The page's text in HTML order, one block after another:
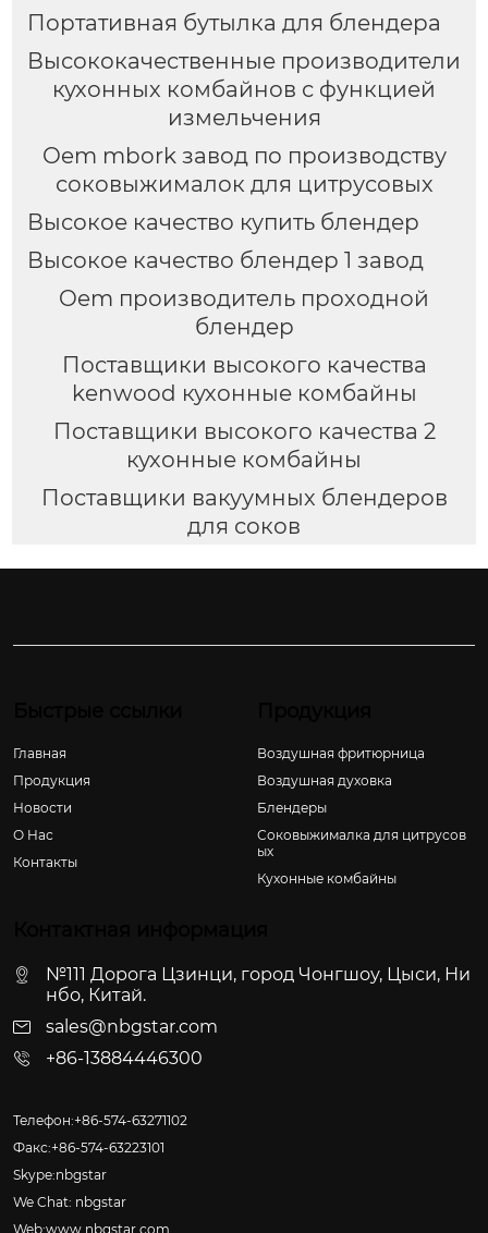
Портативная бутылка для блендера
Высококачественные производители
кухонных комбайнов с функцией
измельчения
Oem mbork завод по производству
соковыжималок для цитрусовых
Высокое качество купить блендер
Высокое качество блендер 1 завод
Oem производитель проходной
блендер
Поставщики высокого качества
kenwood кухонные комбайны
Поставщики высокого качества 2
кухонные комбайны
Поставщики вакуумных блендеров
для соков
Главная
Продукция
Новости
О Hас
Контакты
Воздушная фритюрница
Воздушная духовка
Блендеры
Соковыжималка для цитрусов
ых
Кухонные комбайны
№111 Дорога Цзинци, город Чонгшоу, Цыси, Ни
нбо, Китай.
sales@nbgstar.com
+86-13884446300
Телефон:+86-574-63271102
Факс:+86-574-63223101
Skype:nbgstar
We Chat: nbgstar
Web:www.nbgstar.com